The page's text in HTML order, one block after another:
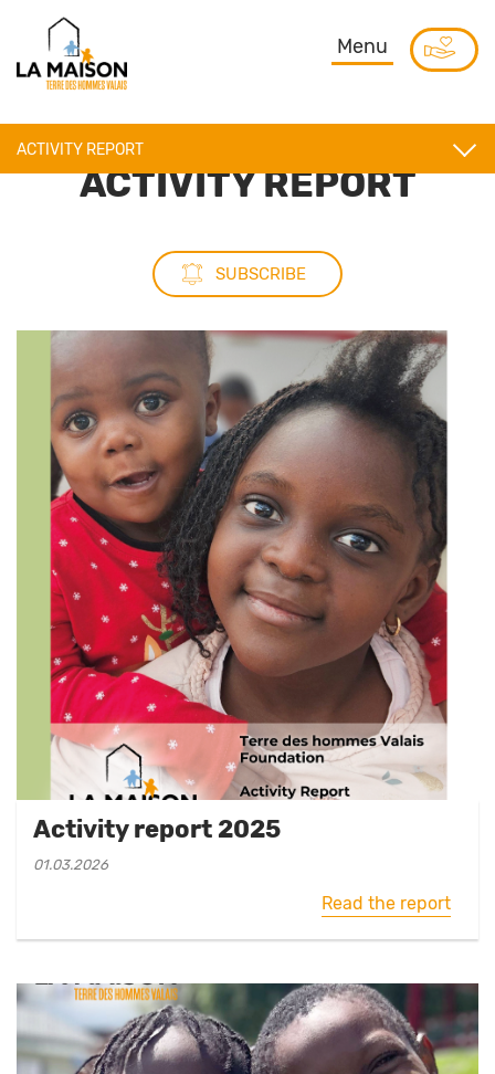
Menu
JOURNAL
ACTIVITY REPORT
ACTIVITY REPORT
SUBSCRIBE
Activity report 2025
01.03.2026
Read the report